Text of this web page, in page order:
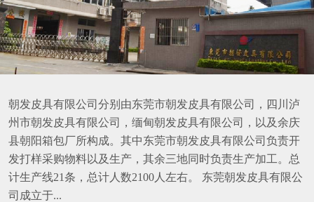
朝发皮具有限公司分别由东莞市朝发皮具有限公司，四川泸
州市朝发皮具有限公司，缅甸朝发皮具有限公司，以及余庆
县朝阳箱包厂所构成。其中东莞市朝发皮具有限公司负责开
发打样采购物料以及生产，其余三地同时负责生产加工。总
计生产线21条，总计人数2100人左右。 东莞朝发皮具有限公
司成立于...